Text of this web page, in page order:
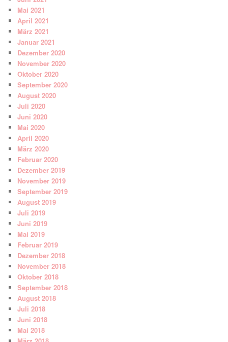
Mai 2021
April 2021
März 2021
Januar 2021
Dezember 2020
November 2020
Oktober 2020
September 2020
August 2020
Juli 2020
Juni 2020
Mai 2020
April 2020
März 2020
Februar 2020
Dezember 2019
November 2019
September 2019
August 2019
Juli 2019
Juni 2019
Mai 2019
Februar 2019
Dezember 2018
November 2018
Oktober 2018
September 2018
August 2018
Juli 2018
Juni 2018
Mai 2018